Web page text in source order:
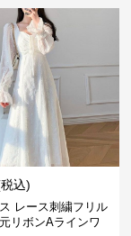
込)
レース刺繍フリル
リボンAラインワ